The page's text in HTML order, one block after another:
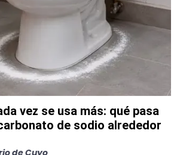
vez se usa más: qué pasa
de sodio alrededor